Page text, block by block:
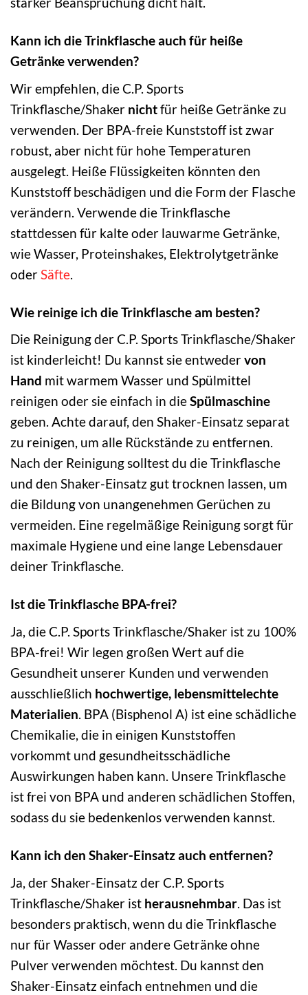
Kann ich die Trinkflasche auch für heiße
Getränke verwenden?
Wir empfehlen, die C.P. Sports
Trinkflasche/Shaker nichtfür heiße Getränke zu
verwenden. Der BPA-freie Kunststoff ist zwar
robust, aber nicht für hohe Temperaturen
ausgelegt. Heiße Flüssigkeiten könnten den
Kunststoff beschädigen und die Form der Flasche
verändern. Verwende die Trinkflasche
stattdessen für kalte oder lauwarme Getränke,
wie Wasser, Proteinshakes, Elektrolytgetränke
oderSäfte.
Wie reinige ich die Trinkflasche am besten?
Die Reinigung der C.P. Sports Trinkflasche/Shaker
ist kinderleicht! Du kannst sie entwedervon
Hand mit warmem Wasser und Spülmittel
reinigen oder sie einfach in dieSpülmaschine
geben. Achte darauf, den Shaker-Einsatz separat
zu reinigen, um alle Rückstände zu entfernen.
Nach der Reinigung solltest du die Trinkflasche
und den Shaker-Einsatz gut trocknen lassen, um
die Bildung von unangenehmen Gerüchen zu
vermeiden. Eine regelmäßige Reinigung sorgt für
maximale Hygiene und eine lange Lebensdauer
deiner Trinkflasche.
Ist die Trinkflasche BPA-frei?
Ja, die C.P. Sports Trinkflasche/Shaker ist zu 100%
BPA-frei! Wir legen großen Wert auf die
Gesundheit unserer Kunden und verwenden
ausschließlich hochwertige, lebensmittelechte
Materialien. BPA (Bisphenol A) ist eine schädliche
Chemikalie, die in einigen Kunststoffen
vorkommt und gesundheitsschädliche
Auswirkungen haben kann. Unsere Trinkflasche
ist frei von BPA und anderen schädlichen Stoffen,
sodass du sie bedenkenlos verwenden kannst.
Kann ich den Shaker-Einsatz auch entfernen?
Ja, der Shaker-Einsatz der C.P. Sports
Trinkflasche/Shaker ist herausnehmbar . Das ist
besonders praktisch, wenn du die Trinkflasche
nur für Wasser oder andere Getränke ohne
Pulver verwenden möchtest. Du kannst den
Shaker-Einsatz einfach entnehmen und die